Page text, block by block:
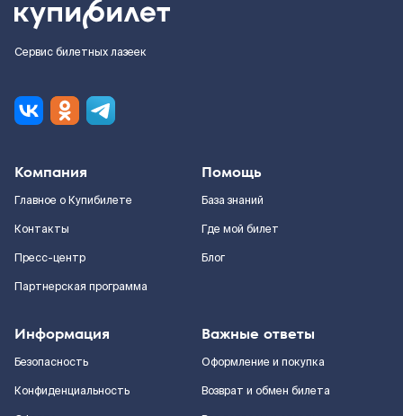
Сервис билетных лазеек
Компания
Главное о Купибилете
Контакты
Пресс-центр
Партнерская программа
Помощь
База знаний
Где мой билет
Блог
Информация
Безопасность
Конфиденциальность
Важные ответы
Оформление и покупка
Возврат и обмен билета